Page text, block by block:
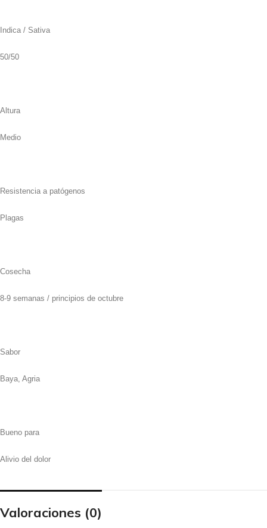
Indica / Sativa
50/50
Altura
Medio
Resistencia a patógenos
Plagas
Cosecha
8-9 semanas / principios de octubre
Sabor
Baya, Agria
Bueno para
Alivio del dolor
Valoraciones (0)